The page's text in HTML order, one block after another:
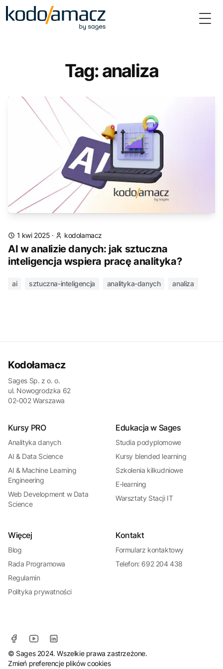
Tag: analiza
1 kwi 2025 · kodolamacz
AI w analizie danych: jak sztuczna
inteligencja wspiera pracę analityka?
ai sztuczna-inteligencja analityka-danych analiza
Kodołamacz
Sages Sp. z o. o.
ul. Nowogrodzka 62
02-002 Warszawa
Kursy PRO
Analityka danych
AI & Data Science
AI & Machine Learning
Engineering
Web Development w Data
Science
Edukacja w Sages
Studia podyplomowe
Kursy blended learning
Szkolenia kilkudniowe
E-learning
Warsztaty Stacji IT
Więcej
Blog
Rada Programowa
Regulamin
Polityka prywatności
Kontakt
Formularz kontaktowy
Telefon: 692 204 438
© Sages 2024. Wszelkie prawa zastrzeżone.
Zmień preferencje plików cookies